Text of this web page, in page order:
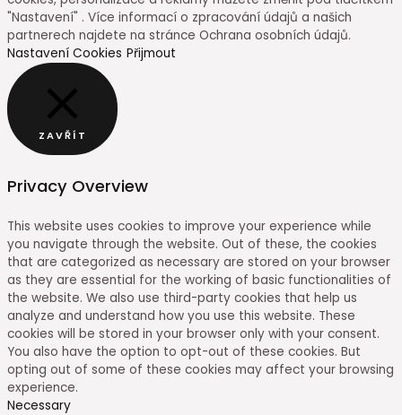
"Nastavení" . Více informací o zpracování údajů a našich
partnerech najdete na stránce Ochrana osobních údajů.
Nastavení Cookies Přijmout
ZAVŘÍT
Privacy Overview
This website uses cookies to improve your experience while
you navigate through the website. Out of these, the cookies
that are categorized as necessary are stored on your browser
as they are essential for the working of basic functionalities of
the website. We also use third-party cookies that help us
analyze and understand how you use this website. These
cookies will be stored in your browser only with your consent.
You also have the option to opt-out of these cookies. But
opting out of some of these cookies may affect your browsing
experience.
Necessary